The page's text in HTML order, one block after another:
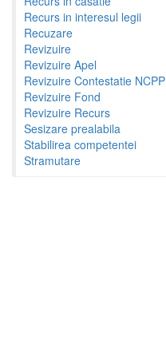
Recurs in interesul legii
Recuzare
Revizuire
Revizuire Apel
Revizuire Contestatie NCPP
Revizuire Fond
Revizuire Recurs
Sesizare prealabila
Stabilirea competentei
Stramutare